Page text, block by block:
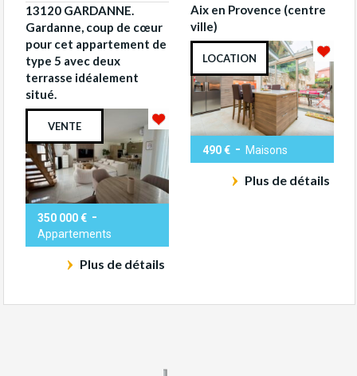
13120 GARDANNE.
Gardanne, coup de cœur
pour cet appartement de
type 5 avec deux
terrasse idéalement
situé.
VENTE
350 000 € -
Appartements
Plus de détails
Aix en Provence (centre
ville)
LOCATION
490 € - Maisons
Plus de détails